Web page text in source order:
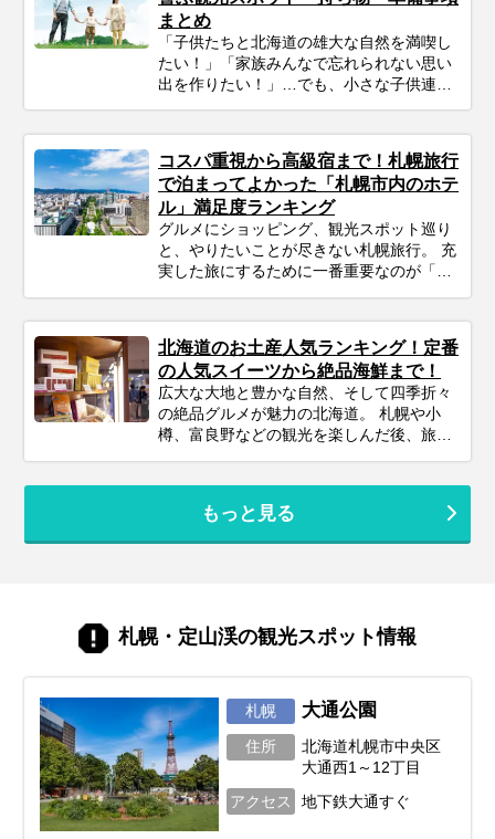
プロのツアーコーディネーターが厳選し
た、目的別の札幌おすすめ観光スポットを
ご紹介します。 歴史ある名建築から、地元
民も通うグルメスポット、アートが楽しめ
る公園まで幅広くピックアップ。初めての
スタイルに合わせた「最高の札幌旅」をプ
ランニングするための参考にぜひお役立て
ください。
まとめ
「子供たちと北海道の雄大な自然を満喫し
たい！」「家族みんなで忘れられない思い
出を作りたい！」…でも、小さな子供連れ
心ください！ポイントを押さえてしっかり
計画すれば、子連れ北海道旅行は最高の体
験になります。 この記事では、子連れファ
ミリーが北海道旅行を思いっきり楽しむた
めの、計画の立て方の基本から、子供が絶
対喜ぶおすすめスポット＆アクティビテ
ィ、ホテル選びの秘訣、そしてあると便利
な持ち物や注意点まで、パパママ目線で徹
不安を解消し、家族みんなの笑顔があふれ
る北海道旅行を実現しましょう♪
コスパ重視から高級宿まで！札幌旅行
で泊まってよかった「札幌市内のホテ
ル」満足度ランキング
グルメにショッピング、観光スポット巡り
と、やりたいことが尽きない札幌旅行。 充
実した旅にするために一番重要なのが「ホ
から駅近がいい」 「大浴場で手足を伸ばし
て疲れを癒やしたい…」 札幌市内には数多
くのホテルがあり、それぞれに魅力的な特
徴があります。 今回は、オリオンツアーで
予約できるホテルの中から、30代・40代の
大人女子が実際に泊まってよかったと感じ
る「満足度の高い札幌市内のホテル」を、
旅行スタイル別（一人旅・カップル・家
族・グループ）にご紹介します。 失敗しな
いホテル選びのポイントも解説しますの
で、ぜひ参考にしてくださいね。
北海道のお土産人気ランキング！定番
の人気スイーツから絶品海鮮まで！
広大な大地と豊かな自然、そして四季折々
の絶品グルメが魅力の北海道。 札幌や小
樽、富良野などの観光を楽しんだ後、旅の
内の美味しいものが全て集まる巨大なショ
ッピングモールのような場所。しかし、あ
迷ってしまうことも。 そこで今回は、新千
歳空港や北海道観光で購入できるお土産・
鮮、ご飯もお酒も進む絶品グルメまで、人
気アイテムをランキング形式やカテゴリ別
にお届けします。
もっと見る
札幌・定山渓の観光スポット情報
札幌 大通公園
住所
北海道札幌市中央区
大通西1～12丁目
アクセス
地下鉄大通すぐ